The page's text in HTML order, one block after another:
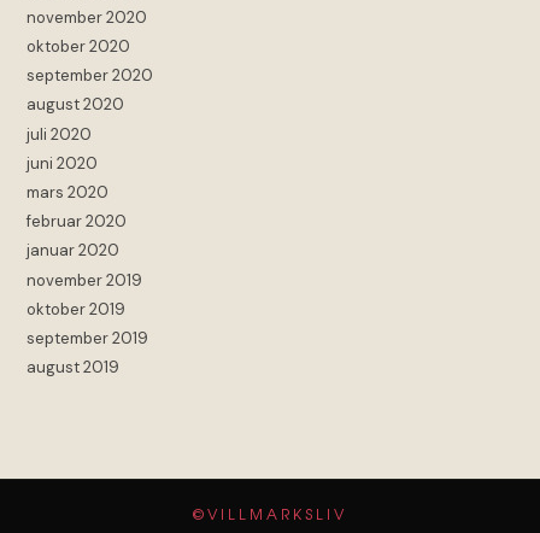
november 2020
oktober 2020
september 2020
august 2020
juli 2020
juni 2020
mars 2020
februar 2020
januar 2020
november 2019
oktober 2019
september 2019
august 2019
©VILLMARKSLIV